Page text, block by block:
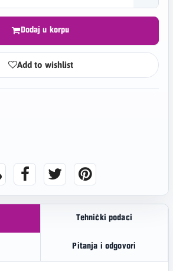
Dodaj u korpu
Add to wishlist
Tehnički podaci
Pitanja i odgovori